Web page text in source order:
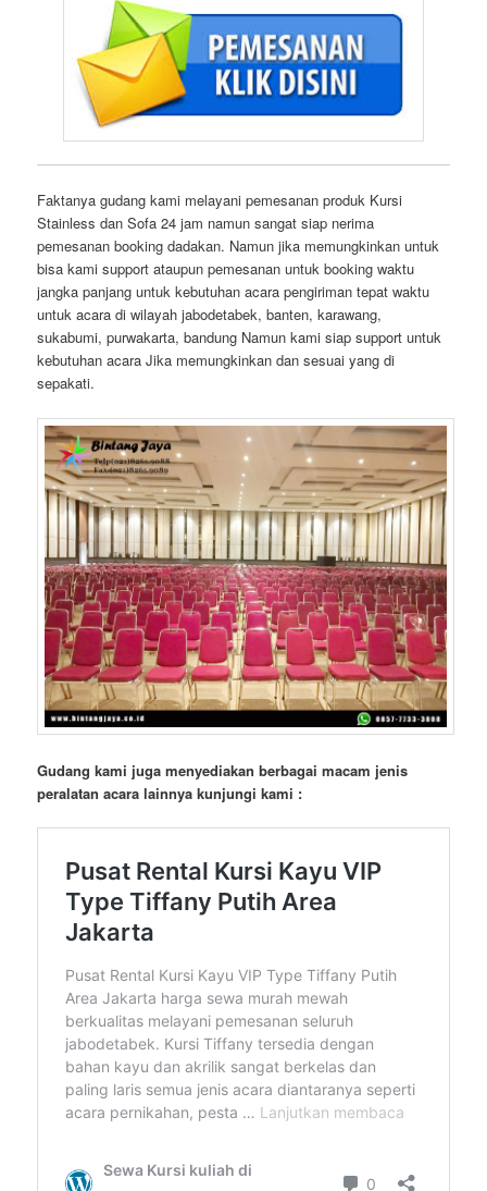
Faktanya gudang kami melayani pemesanan produk Kursi
Stainless dan Sofa 24 jam namun sangat siap nerima
pemesanan booking dadakan. Namun jika memungkinkan untuk
bisa kami support ataupun pemesanan untuk booking waktu
jangka panjang untuk kebutuhan acara pengiriman tepat waktu
untuk acara di wilayah jabodetabek, banten, karawang,
sukabumi, purwakarta, bandung Namun kami siap support untuk
kebutuhan acara Jika memungkinkan dan sesuai yang di
sepakati.
Gudang kami juga menyediakan berbagai macam jenis
peralatan acara lainnya kunjungi kami :